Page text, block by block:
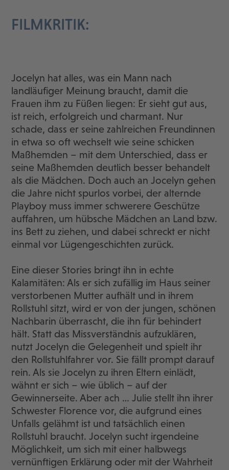
FILMKRITIK:
Jocelyn hat alles, was ein Mann nach
landläufiger Meinung braucht, damit die
Frauen ihm zu Füßen liegen: Er sieht gut aus,
ist reich, erfolgreich und charmant. Nur
schade, dass er seine zahlreichen Freundinnen
in etwa so oft wechselt wie seine schicken
Maßhemden – mit dem Unterschied, dass er
seine Maßhemden deutlich besser behandelt
als die Mädchen. Doch auch an Jocelyn gehen
die Jahre nicht spurlos vorbei, der alternde
Playboy muss immer schwerere Geschütze
auffahren, um hübsche Mädchen an Land bzw.
ins Bett zu ziehen, und dabei schreckt er nicht
einmal vor Lügengeschichten zurück.
Eine dieser Stories bringt ihn in echte
Kalamitäten: Als er sich zufällig im Haus seiner
verstorbenen Mutter aufhält und in ihrem
Rollstuhl sitzt, wird er von der jungen, schönen
Nachbarin überrascht, die ihn für behindert
hält. Statt das Missverständnis aufzuklären,
nutzt Jocelyn die Gelegenheit und spielt ihr
den Rollstuhlfahrer vor. Sie fällt prompt darauf
rein. Als sie Jocelyn zu ihren Eltern einlädt,
wähnt er sich – wie üblich – auf der
Gewinnerseite. Aber ach … Julie stellt ihn ihrer
Schwester Florence vor, die aufgrund eines
Unfalls gelähmt ist und tatsächlich einen
Rollstuhl braucht. Jocelyn sucht irgendeine
Möglichkeit, um sich mit einer halbwegs
vernünftigen Erklärung oder mit der Wahrheit